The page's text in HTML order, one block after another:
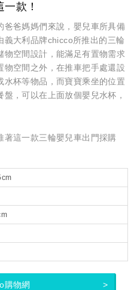
款！
爸爸媽媽們來說，嬰兒車所具備
義大利品牌chicco所推出的三輪
物空間設計，能滿足有置物需求
物空間之外，在推車把手處還設
杯等物品，而寶寶乘坐的位置
，可以在上面放個嬰兒水杯，
著這一款三輪嬰兒車出門採購
購物網